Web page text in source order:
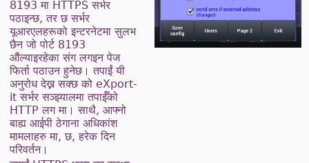
8193 मा HTTPS सर्भर
पठाइन्छ, तर छ सर्भर
यूआरएलहरूको इन्टरनेटमा सुलभ
छैन जो पोर्ट 8193
औंल्याइरहेका संग लगइन पेज
फिर्ता पठाउन हुनेछ। तपाईं यी
अनुरोध देख्न सक्छ को eXport-
it सर्भर सञ्झ्यालमा तपाईँको
HTTP लग मा। साथै, आफ्नो
बाह्य आईपी ठेगाना अधिकांश
मामलाहरु मा, छ, हरेक दिन
परिवर्तन।